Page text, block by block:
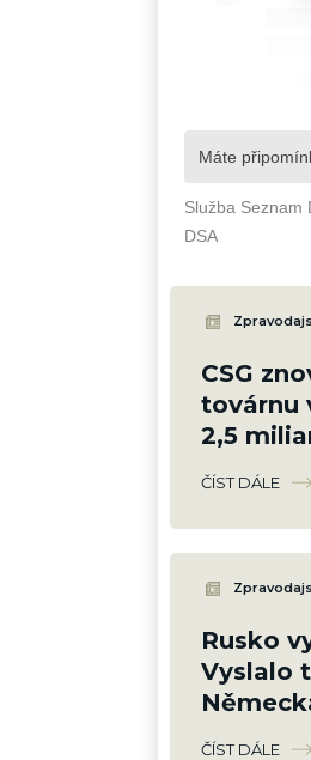
CSG
továrnu
2,5
ČÍST DÁLE
Rusko
Vyslalo
chránilo
ČÍST DÁLE